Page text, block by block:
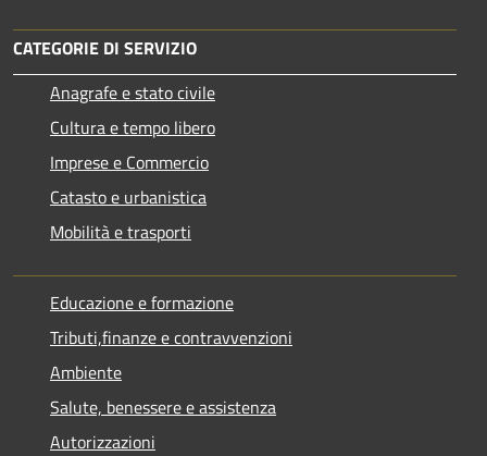
CATEGORIE DI SERVIZIO
Anagrafe e stato civile
Cultura e tempo libero
Imprese e Commercio
Catasto e urbanistica
Mobilità e trasporti
Educazione e formazione
Tributi,finanze e contravvenzioni
Ambiente
Salute, benessere e assistenza
Autorizzazioni